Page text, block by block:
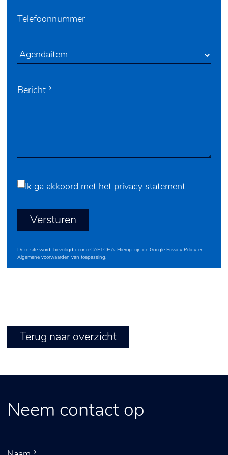
Ik ga akkoord met het privacy statement
Versturen
Deze site wordt beveiligd door reCAPTCHA. Hierop zijn de Google Privacy Policyen
Algemene voorwaarden van toepassing.
Terug naar overzicht
Neem contact op